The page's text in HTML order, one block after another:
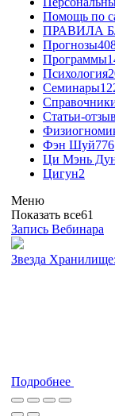
Помощь по
ПРАВИЛА
Прогнозы
Программы
Психология
Семинары
Статьи-
Фэн Шуй776
Ци Мэнь
Цигун2
Меню
Показать все61
Запись Вебинара
Звезда
Подробнее